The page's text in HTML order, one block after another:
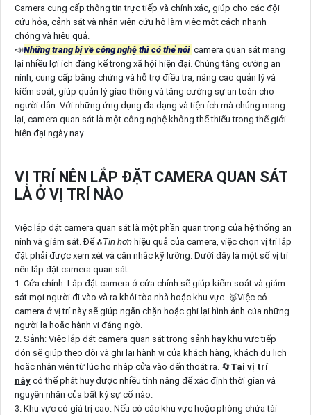
Camera cung cấp thông tin trực tiếp và chính xác, giúp cho các đội
cứu hỏa, cảnh sát và nhân viên cứu hộ làm việc một cách nhanh
chóng và hiệu quả.
📣Những trang bị về công nghệ thì có thể nói camera quan sát mang
lại nhiều lợi ích đáng kể trong xã hội hiện đại. Chúng tăng cường an
ninh, cung cấp bằng chứng và hỗ trợ điều tra, nâng cao quản lý và
kiểm soát, giúp quản lý giao thông và tăng cường sự an toàn cho
người dân. Với những ứng dụng đa dạng và tiện ích mà chúng mang
lại, camera quan sát là một công nghệ không thể thiếu trong thế giới
hiện đại ngày nay.
VỊ TRÍ NÊN LẮP ĐẶT CAMERA QUAN SÁT
LÀ Ở VỊ TRÍ NÀO
Việc lắp đặt camera quan sát là một phần quan trọng của hệ thống an
ninh và giám sát. Để ⁂Tin hơnhiệu quả của camera, việc chọn vị trí lắp
đặt phải được xem xét và cân nhắc kỹ lưỡng. Dưới đây là một số vị trí
nên lắp đặt camera quan sát:
1. Cửa chính: Lắp đặt camera ở cửa chính sẽ giúp kiểm soát và giám
sát mọi người đi vào và ra khỏi tòa nhà hoặc khu vực. ️🥈Việc có
camera ở vị trí này sẽ giúp ngăn chặn hoặc ghi lại hình ảnh của những
người lạ hoặc hành vi đáng ngờ.
2. Sảnh: Việc lắp đặt camera quan sát trong sảnh hay khu vực tiếp
đón sẽ giúp theo dõi và ghi lại hành vi của khách hàng, khách du lịch
hoặc nhân viên từ lúc họ nhập cửa vào đến thoát ra. 🔄Tại vị trí
này có thể phát huy được nhiều tính năng để xác định thời gian và
nguyên nhân của bất kỳ sự cố nào.
3. Khu vực có giá trị cao: Nếu có các khu vực hoặc phòng chứa tài